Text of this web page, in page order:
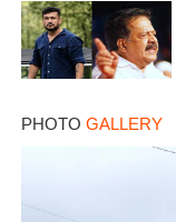
PHOTO GALLERY